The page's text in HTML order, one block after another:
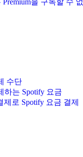
수단
하는 Spotify 요금
제로 Spotify 요금 결제